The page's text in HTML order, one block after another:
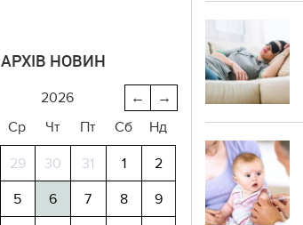
АРХІВ НОВИН
→
←
2026
Ср Чт Пт Сб Нд
29 30 31 1
2
5 6 7 8
9